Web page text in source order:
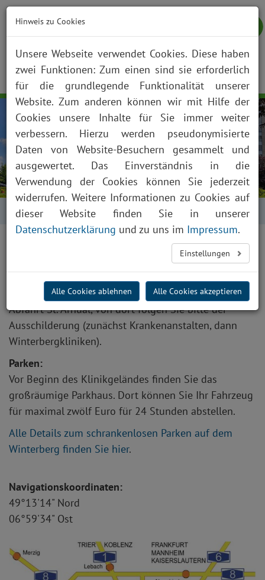
NOTFALL KONTAKT ANFAHRT JOBS SUCHE
Startseite Anfahrt
Anfahrt mit dem Auto
Von der Autobahn A 620 aus allen Richtungen
Abfahrt St. Arnual, von dort folgen Sie bitte der
Ausschilderung (zunächst Krankenanstalten, dann
Winterbergkliniken).
Parken:
Vor Beginn des Klinikgeländes finden Sie das
großräumige Parkhaus. Dort können Sie Ihr Fahrzeug
für maximal zwölf Euro für 24 Stunden abstellen.
Alle Details zum schrankenlosen Parken auf dem
Winterberg finden Sie hier.
Navigationskoordinaten:
49°13'14" Nord
06°59'34" Ost
Hinweis zu Cookies
Unsere Webseite verwendet Cookies. Diese haben
zwei Funktionen: Zum einen sind sie erforderlich
für die grundlegende Funktionalität unserer
Website. Zum anderen können wir mit Hilfe der
Cookies unsere Inhalte für Sie immer weiter
verbessern. Hierzu werden pseudonymisierte
Daten von Website-Besuchern gesammelt und
ausgewertet. Das Einverständnis in die
Verwendung der Cookies können Sie jederzeit
widerrufen. Weitere Informationen zu Cookies auf
dieser Website finden Sie in unserer
Datenschutzerklärung und zu uns im Impressum.
Einstellungen
Alle Cookies ablehnen Alle Cookies akzeptieren